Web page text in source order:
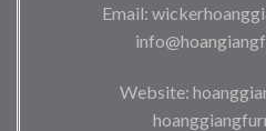
Email:
Website: